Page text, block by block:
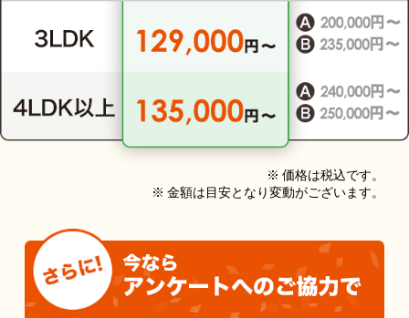
※ 価格は税込です。
※ 金額は目安となり変動がございます。